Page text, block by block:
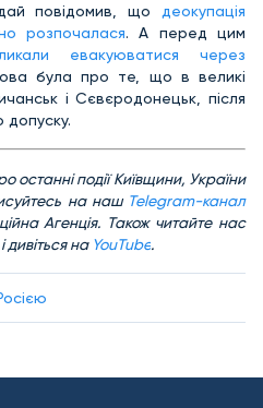
повідомив, що деокупація
розпочалася. А перед цим
евакуюватися через
була про те, що в великі
і Сєвєродонецьк, після
допуску.
події Київщини, України
на наш Telegram-канал
Агенція. Також читайте нас
і дивіться на YouTube.